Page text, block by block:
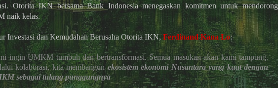
Otorita IKN bersama Bank Indonesia menegaskan komitmen untuk mendorong
naik kelas.
Investasi dan Kemudahan Berusaha Otorita IKN,Ferdinand Kana Lo:
ingin UMKM tumbuh dan bertransformasi. Semua masukan akan kami tampung.
kolaborasi, kita membangunekosistem ekonomi Nusantara yang kuat dengan
sebagai tulang punggungnya